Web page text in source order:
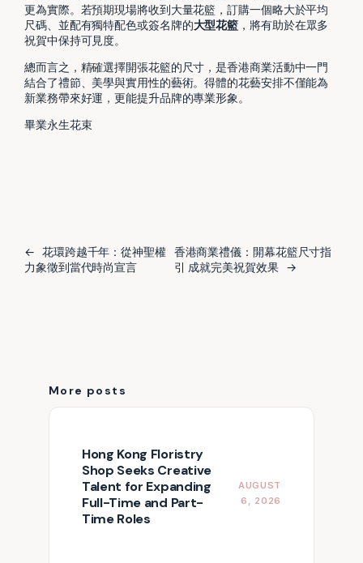
更為實際。若預期現場將收到大量花籃，訂購一個略大於平均
尺碼、並配有獨特配色或簽名牌的大型花籃 ，將有助於在眾多
祝賀中保持可見度。
總而言之，精確選擇開張花籃的尺寸，是香港商業活動中一門
結合了禮節、美學與實用性的藝術。得體的花藝安排不僅能為
新業務帶來好運，更能提升品牌的專業形象。
畢業永生花束
← 花環跨越千年：從神聖權
力象徵到當代時尚宣言
香港商業禮儀：開幕花籃尺寸指
引 成就完美祝賀效果
→
More posts
Hong Kong Floristry
Shop Seeks Creative
Talent for Expanding
Full-Time and Part-
Time Roles
AUGUST
6, 2026